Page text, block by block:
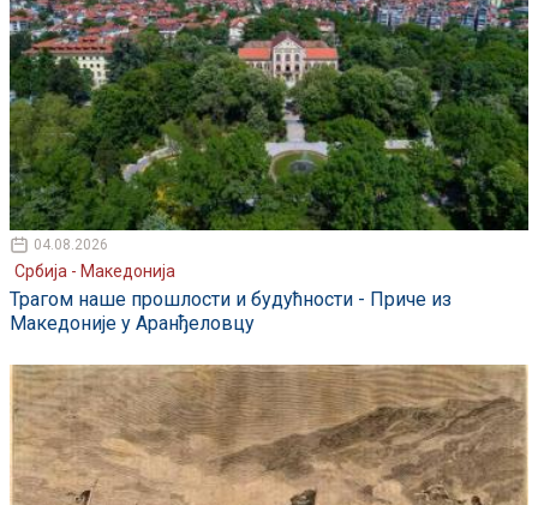
04.08.2026
Србија - Македонија
Трагом наше прошлости и будућности - Приче из
Македоније у Аранђеловцу